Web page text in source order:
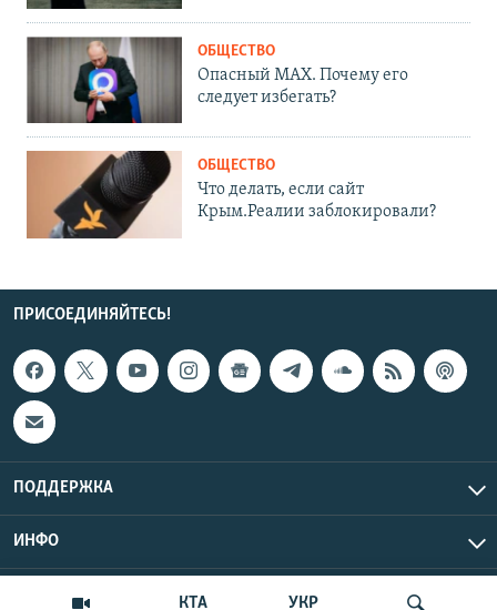
КТА УКР
ОБЩЕСТВО
Опасный MAX. Почему его
следует избегать?
ОБЩЕСТВО
Что делать, если сайт
Крым.Реалии заблокировали?
ПРИСОЕДИНЯЙТЕСЬ!
ПОДДЕРЖКА
ИНФО
Copyright Крым.Реалии, 2026 | Все права защищены.
UTC+3